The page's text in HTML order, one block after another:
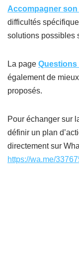
Accompagner
difficultés
solutions possibles
La page Questions
également de
proposés.
Pour échanger sur
définir un plan
directement sur
https://wa.me/